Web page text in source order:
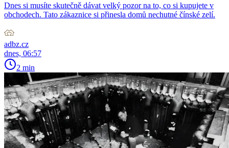
Dnes si musíte skutečně dávat velký pozor na to, co si kupujete v
obchodech. Tato zákaznice si přinesla domů nechutné čínské zelí.
adbz.cz
dnes, 06:57
2 min